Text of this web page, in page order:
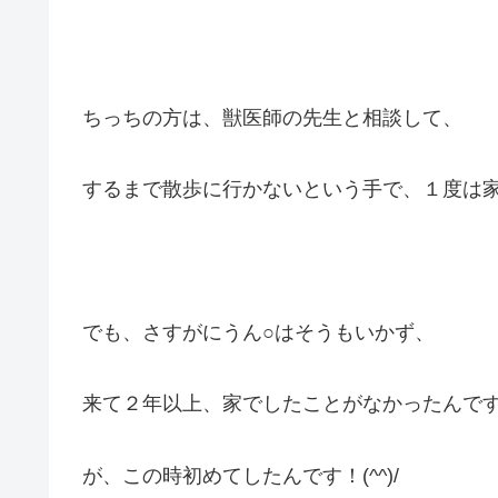
ちっちの方は、獣医師の先生と相談して、
するまで散歩に行かないという手で、１度は
でも、さすがにうん○はそうもいかず、
来て２年以上、家でしたことがなかったんです
が、この時初めてしたんです！(^^)/